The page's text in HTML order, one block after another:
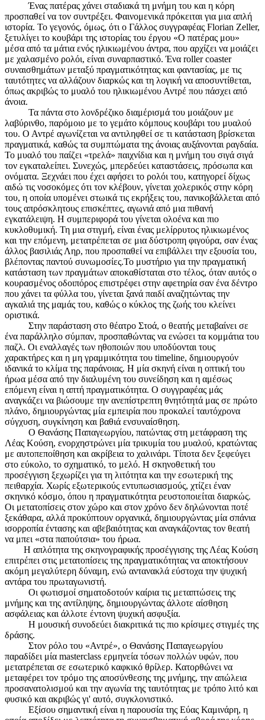
Ένας πατέρας χάνει σταδιακά τη μνήμη του και η κόρη
προσπαθεί να τον συντρέξει. Φαινομενικά πρόκειται για μια απλή
ιστορία. Το γεγονός, όμως, ότι ο Γάλλος συγγραφέας Florian Zeller,
ξετυλίγει το κουβάρι της ιστορίας του έργου «Ο πατέρας μου»
μέσα από τα μάτια ενός ηλικιωμένου άντρα, που αρχίζει να μοιάζει
με χαλασμένο ρολόι, είναι συναρπαστικό. Ένα roller coaster
συναισθημάτων μεταξύ πραγματικότητας και φαντασίας, με τις
ταυτότητες να αλλάζουν διαρκώς και τη λογική να αποσυντίθεται,
όπως ακριβώς το μυαλό του ηλικιωμένου Αντρέ που πάσχει από
άνοια.
Τα πάντα στο λονδρέζικο διαμέρισμά του μοιάζουν με
λαβύρινθο, παρόμοιο με το γεμάτο κόμπους κουβάρι του μυαλού
του. Ο Αντρέ αγωνίζεται να αντιληφθεί σε τι κατάσταση βρίσκεται
πραγματικά, καθώς τα συμπτώματα της άνοιας αυξάνονται ραγδαία.
Το μυαλό του παίζει «τρελά» παιχνίδια και η μνήμη του σιγά σιγά
τον εγκαταλείπει. Συνεχώς, μπερδεύει καταστάσεις, πρόσωπα και
ονόματα. Ξεχνάει που έχει αφήσει το ρολόι του, κατηγορεί δίχως
αιδώ τις νοσοκόμες ότι τον κλέβουν, γίνεται χολερικός στην κόρη
του, η οποία υπομένει στωικά τις εκρήξεις του, πανικοβάλλεται από
τους απρόσκλητους επισκέπτες, αγωνιά από μια πιθανή
εγκατάλειψη. Η συμπεριφορά του γίνεται ολοένα και πιο
κυκλοθυμική. Τη μια στιγμή, είναι ένας μελίρρυτος ηλικιωμένος
και την επόμενη, μετατρέπεται σε μια δύστροπη φιγούρα, σαν ένας
άλλος βασιλιάς Ληρ, που προσπαθεί να επιβάλλει την εξουσία του,
βλέποντας παντού συνωμοσίες.Το μυστήριο για την πραγματική
κατάσταση των πραγμάτων αποκαθίσταται στο τέλος, όταν αυτός ο
κουρασμένος οδοιπόρος επιστρέφει στην αφετηρία σαν ένα δέντρο
που χάνει τα φύλλα του, γίνεται ξανά παιδί αναζητώντας την
αγκαλιά της μαμάς του, καθώς ο κύκλος της ζωής του κλείνει
οριστικά.
Στην παράσταση στο θέατρο Στοά, ο θεατής μεταβαίνει σε
ένα παράλληλο σύμπαν, προσπαθώντας να ενώσει τα κομμάτια του
παζλ. Οι εναλλαγές των ηθοποιών που υποδύονται τους
χαρακτήρες και η μη γραμμικότητα του timeline, δημιουργούν
ιδανικά το κλίμα της παράνοιας. Η μία σκηνή είναι η οπτική του
ήρωα μέσα από την διαλυμένη του συνείδηση και η αμέσως
επόμενη είναι η απτή πραγματικότητα. Ο συγγραφέας μάς
αναγκάζει να βιώσουμε την ανεπίστρεπτη θνητότητά μας σε πρώτο
πλάνο, δημιουργώντας μία εμπειρία που προκαλεί ταυτόχρονα
σύγχυση, συγκίνηση και βαθιά ενσυναίσθηση.
Ο Θανάσης Παπαγεωργίου, πατώντας στη μετάφραση της
Λέας Κούση, ενορχηστρώνει μία τρικυμία του μυαλού, κρατώντας
με αυτοπεποίθηση και ακρίβεια το χαλινάρι. Τίποτα δεν ξεφεύγει
στο εύκολο, το σχηματικό, το μελό. Η σκηνοθετική του
προσέγγιση ξεχωρίζει για τη λιτότητα και την εσωτερική της
πειθαρχία. Χωρίς εξωτερικούς εντυπωσιασμούς, χτίζει έναν
σκηνικό κόσμο, όπου η πραγματικότητα ρευστοποιείται διαρκώς.
Οι μετατοπίσεις στον χώρο και στον χρόνο δεν δηλώνονται ποτέ
ξεκάθαρα, αλλά προκύπτουν οργανικά, δημιουργώντας μία σπάνια
ισορροπία έντασης και αβεβαιότητας και αναγκάζοντας τον θεατή
να μπει «στα παπούτσια» του ήρωα.
Η απλότητα της σκηνογραφικής προσέγγισης της Λέας Κούση
επιτρέπει στις μετατοπίσεις της πραγματικότητας να αποκτήσουν
ακόμη μεγαλύτερη δύναμη, ενώ αντανακλά εύστοχα την ψυχική
αντάρα του πρωταγωνιστή.
Οι φωτισμοί σηματοδοτούν καίρια τις μεταπτώσεις της
μνήμης και της αντίληψης, δημιουργώντας άλλοτε αίσθηση
ασφάλειας και άλλοτε έντονη ψυχική ασφυξία.
Η μουσική συνοδεύει διακριτικά τις πιο κρίσιμες στιγμές της
δράσης.
Στον ρόλο του «Αντρέ», ο Θανάσης Παπαγεωργίου
παραδίδει μία masterclass ερμηνεία τόσων πολλών υφών, που
μετατρέπεται σε εσωτερικό καφκικό θρίλερ. Κατορθώνει να
μεταφέρει τον τρόμο της αποσύνθεσης της μνήμης, την απώλεια
προσανατολισμού και την αγωνία της ταυτότητας με τρόπο λιτό και
φυσικό και ακριβώς γι' αυτό, συγκλονιστικό.
Εξίσου σημαντική είναι η παρουσία της Εύας Καμινάρη, η